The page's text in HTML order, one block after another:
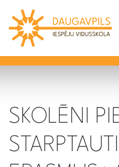
SKOLĒNI